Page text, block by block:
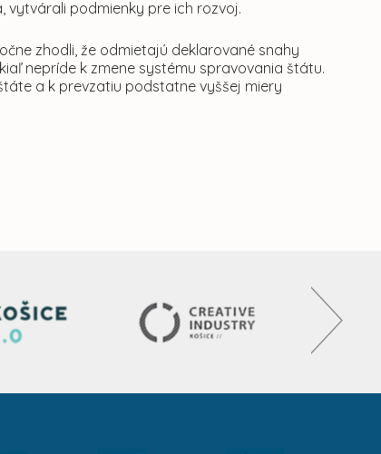
podmienky pre ich rozvoj.
zhodli, že odmietajú deklarované snahy
nepríde k zmene systému spravovania štátu.
a k prevzatiu podstatne vyššej miery